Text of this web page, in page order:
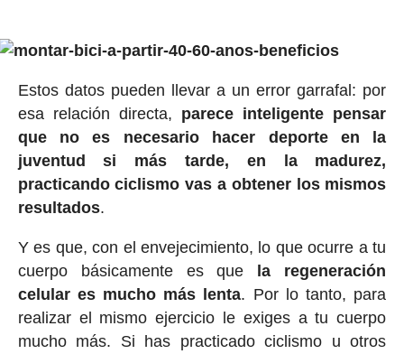
Estos datos pueden llevar a un error garrafal: por
esa relación directa, parece inteligente pensar
que no es necesario hacer deporte en la
juventud si más tarde, en la madurez,
practicando ciclismo vas a obtener los mismos
resultados.
Y es que, con el envejecimiento, lo que ocurre a tu
cuerpo básicamente es que la regeneración
celular es mucho más lenta. Por lo tanto, para
realizar el mismo ejercicio le exiges a tu cuerpo
mucho más. Si has practicado ciclismo u otros